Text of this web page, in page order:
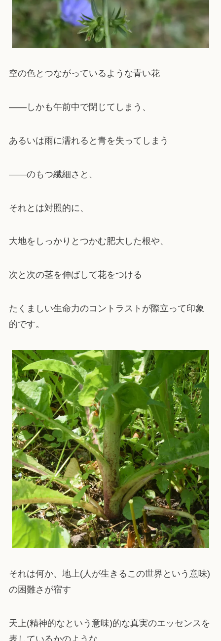
空の色とつながっているような青い花
――しかも午前中で閉じてしまう、
あるいは雨に濡れると青を失ってしまう
――のもつ繊細さと、
それとは対照的に、
大地をしっかりとつかむ肥大した根や、
次と次の茎を伸ばして花をつける
たくましい生命力のコントラストが際立って印象
的です。
それは何か、地上(人が生きるこの世界という意味)
の困難さが宿す
天上(精神的なという意味)的な真実のエッセンスを
表しているかのような、